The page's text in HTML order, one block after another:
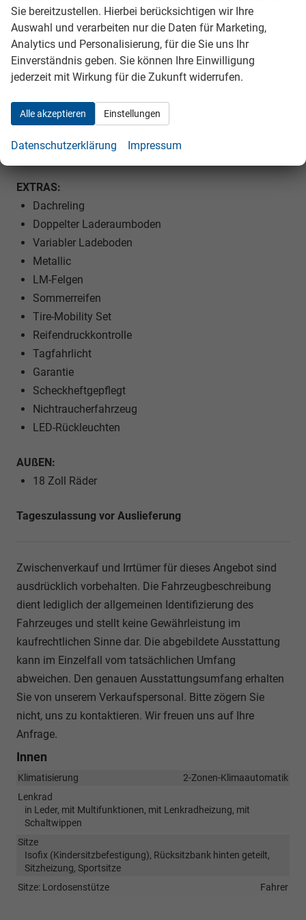
Elektrische Fensterheber vorne und hinten
Polsterstoff
Vordersitze höhenverstellbar
Lendenwirbelstütze Fahrer und Beifahrer
Armlehnen vorne und hinten
Rücksitzbank teilbar
Schaltwippen am Lenkrad
EXTRAS:
Dachreling
Doppelter Laderaumboden
Variabler Ladeboden
Metallic
LM-Felgen
Sommerreifen
Tire-Mobility Set
Reifendruckkontrolle
Tagfahrlicht
Garantie
Scheckheftgepflegt
Nichtraucherfahrzeug
LED-Rückleuchten
AUßEN:
18 Zoll Räder
Tageszulassung vor Auslieferung
Zwischenverkauf und Irrtümer für dieses Angebot sind
ausdrücklich vorbehalten. Die Fahrzeugbeschreibung
dient lediglich der allgemeinen Identifizierung des
Fahrzeuges und stellt keine Gewährleistung im
kaufrechtlichen Sinne dar. Die abgebildete Ausstattung
kann im Einzelfall vom tatsächlichen Umfang
abweichen. Den genauen Ausstattungsumfang erhalten
Sie von unserem Verkaufspersonal. Bitte zögern Sie
nicht, uns zu kontaktieren. Wir freuen uns auf Ihre
Anfrage.
Innen
Klimatisierung
2-Zonen-Klimaautomatik
Lenkrad
in Leder, mit Multifunktionen, mit Lenkradheizung, mit
Schaltwippen
Sitze
Isofix (Kindersitzbefestigung), Rücksitzbank hinten geteilt,
Sitzheizung, Sportsitze
Sitze: Lordosenstütze
Fahrer
Sie bereitzustellen. Hierbei berücksichtigen wir Ihre
Auswahl und verarbeiten nur die Daten für Marketing,
Analytics und Personalisierung, für die Sie uns Ihr
Einverständnis geben. Sie können Ihre Einwilligung
jederzeit mit Wirkung für die Zukunft widerrufen.
Alle akzeptieren Einstellungen
Datenschutzerklärung Impressum